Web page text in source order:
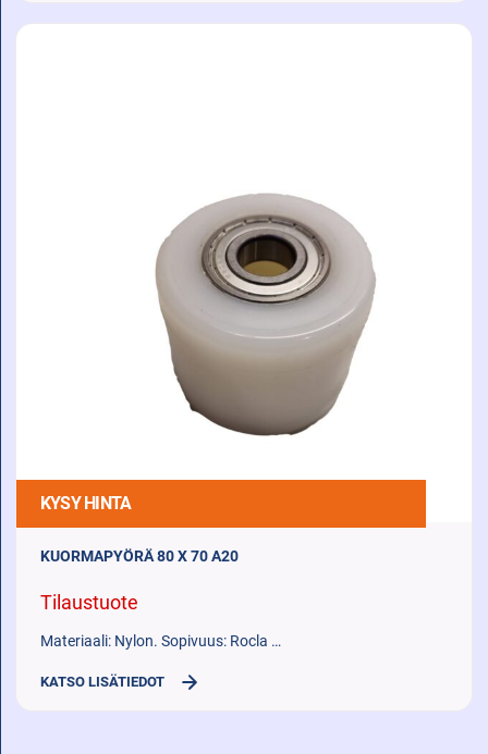
KYSY HINTA
KUORMAPYÖRÄ 80 X 70 A20
Tilaustuote
Materiaali: Nylon. Sopivuus: Rocla …
KATSO LISÄTIEDOT